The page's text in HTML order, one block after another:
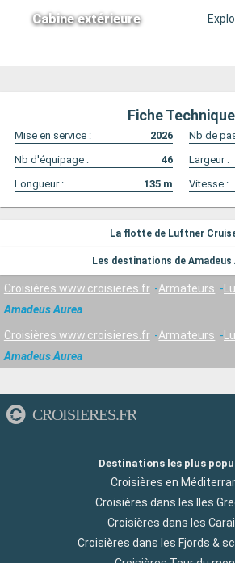
Cabine extérieure
Fiche Technique
Mise en service : 2026 Nb de
Nb d'équipage :
46 Largeur :
Longueur :
135 m Vitesse :
La flotte de Luftner
Les destinations de Amadeus
Croisières www.croisieres.fr Armateurs
Amadeus Aurea
Croisières www.croisieres.fr Armateurs
Amadeus Aurea
CROISIERES.FR
Destinations les plus
Croisières en
Croisières dans les Iles
Croisières dans les
Croisières dans les Fjords &